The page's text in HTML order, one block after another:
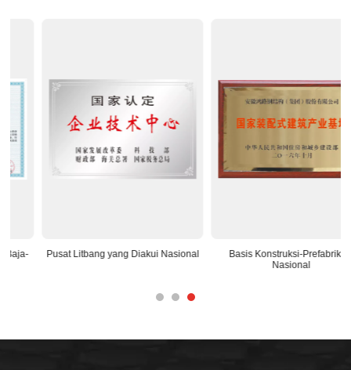
Pusat Litbang yang Diakui Nasional
Basis Konstruksi-Prefabrikasi
Nasional